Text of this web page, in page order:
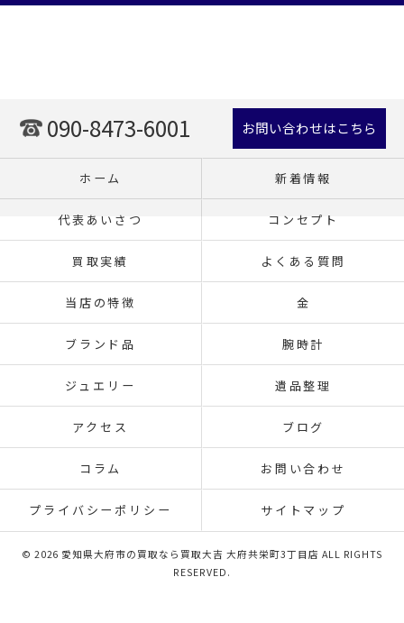
090-8473-6001 お問い合わせはこちら
ホーム 新着情報
代表あいさつ コンセプト
買取実績 よくある質問
当店の特徴 金
ブランド品 腕時計
ジュエリー 遺品整理
アクセス ブログ
コラム お問い合わせ
プライバシーポリシー サイトマップ
© 2026 愛知県大府市の買取なら買取大吉 大府共栄町3丁目店 ALL RIGHTS
RESERVED.